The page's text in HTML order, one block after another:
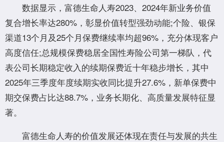
数据显示，富德生命人寿2023、2024年新业务价值
复合增长率达280%，彰显价值转型强劲动能;个险、银保
渠道13个月及25个月保费继续率均超96%，充分体现客户
高度信任;总规模保费稳居全国性寿险公司第一梯队，代
表公司长期稳定收入的续期保费近十年稳步增长，其中
2025年三季度年度续期实收同比提升27.6%，新单保费中
期交保费占比达88.7%，业务长期化、高质量发展特征显
著。
富德生命人寿的价值发展还体现在责任与发展的共生